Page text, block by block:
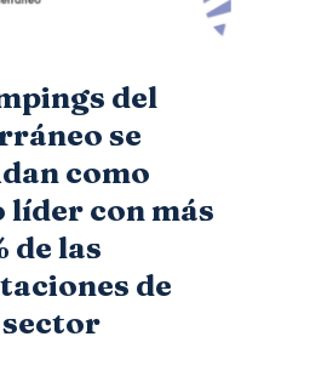
del
se
como
líder con más
de las
de